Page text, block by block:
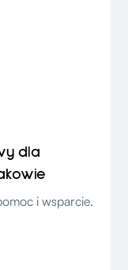
dla
i wsparcie.